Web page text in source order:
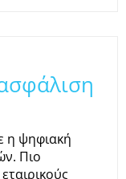
η ψηφιακή
Πιο